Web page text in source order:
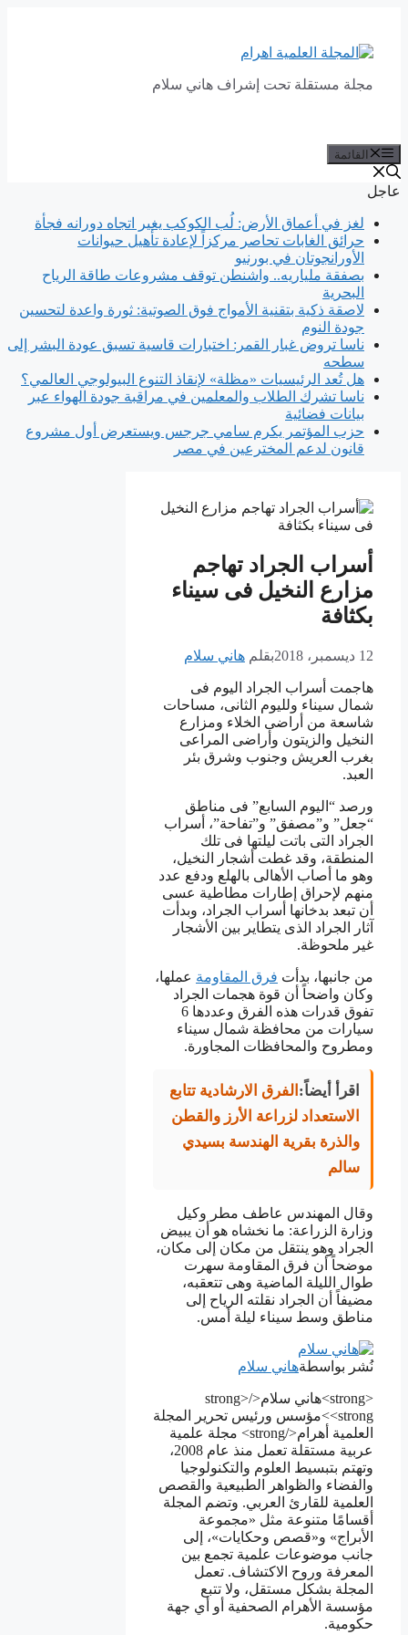
المحتوى
مجلة مستقلة تحت إشراف هاني سلام
القائمة
عاجل
لغز في أعماق الأرض: لُب الكوكب يغير اتجاه دورانه فجأة
حرائق الغابات تحاصر مركزاً لإعادة تأهيل حيوانات
الأورانجوتان في بورنيو
بصفقة ملياريه.. واشنطن توقف مشروعات طاقة الرياح
البحرية
لاصقة ذكية بتقنية الأمواج فوق الصوتية: ثورة واعدة لتحسين
جودة النوم
ناسا تروض غبار القمر: اختبارات قاسية تسبق عودة البشر إلى
سطحه
هل تُعد الرئيسيات «مظلة» لإنقاذ التنوع البيولوجي العالمي؟
ناسا تشرك الطلاب والمعلمين في مراقبة جودة الهواء عبر
بيانات فضائية
حزب المؤتمر يكرم سامي جرجس ويستعرض أول مشروع
قانون لدعم المخترعين في مصر
أسراب الجراد تهاجم
مزارع النخيل فى سيناء
بكثافة
12 ديسمبر، 2018 بقلم هاني سلام
هاجمت أسراب الجراد اليوم فى
شمال سيناء ولليوم الثانى، مساحات
شاسعة من أراضى الخلاء ومزارع
النخيل والزيتون وأراضى المراعى
بغرب العريش وجنوب وشرق بئر
العبد.
ورصد “اليوم السابع” فى مناطق
“جعل” و”مصفق” و”تفاحة”، أسراب
الجراد التى باتت ليلتها فى تلك
المنطقة، وقد غطت أشجار النخيل،
وهو ما أصاب الأهالى بالهلع ودفع عدد
منهم لإحراق إطارات مطاطية عسى
أن تبعد بدخانها أسراب الجراد، وبدأت
آثار الجراد الذى يتطاير بين الأشجار
غير ملحوظة.
من جانبها، بدأت فرق المقاومة عملها،
وكان واضحاً أن قوة هجمات الجراد
تفوق قدرات هذه الفرق وعددها 6
سيارات من محافظة شمال سيناء
ومطروح والمحافظات المجاورة.
اقرأ أيضاً: الفرق الارشادية تتابع
الاستعداد لزراعة الأرز والقطن
والذرة بقرية الهندسة بسيدي
سالم
وقال المهندس عاطف مطر وكيل
وزارة الزراعة: ما نخشاه هو أن يبيض
الجراد وهو ينتقل من مكان إلى مكان،
موضحاً أن فرق المقاومة سهرت
طوال الليلة الماضية وهى تتعقبه،
مضيفاً أن الجراد نقلته الرياح إلى
مناطق وسط سيناء ليلة أمس.
نُشر بواسطةهاني سلام
<strong>هاني سلام</strong>
<strong>مؤسس ورئيس تحرير المجلة
العلمية أهرام</strong> مجلة علمية
عربية مستقلة تعمل منذ عام 2008،
وتهتم بتبسيط العلوم والتكنولوجيا
والفضاء والظواهر الطبيعية والقصص
العلمية للقارئ العربي. وتضم المجلة
أقسامًا متنوعة مثل «مجموعة
الأبراج» و«قصص وحكايات»، إلى
جانب موضوعات علمية تجمع بين
المعرفة وروح الاكتشاف. تعمل
المجلة بشكل مستقل، ولا تتبع
مؤسسة الأهرام الصحفية أو أي جهة
حكومية.